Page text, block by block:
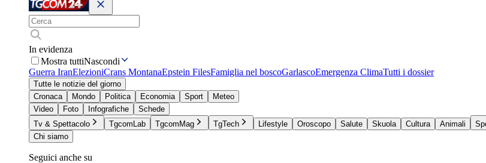
In evidenza
Mostra tuttiNascondi
Guerra IranElezioniCrans MontanaEpstein FilesFamiglia nel boscoGarlascoEmergenza ClimaTutti i dossier
Tutte le notizie del giorno
Cronaca
Mondo Politica Economia Sport
Meteo
Video
Foto Infografiche
Schede
Tv & Spettacolo
TgcomLab TgcomMag TgTech Lifestyle Oroscopo Salute Skuola Cultura Animali
Chi siamo
Seguici anche su